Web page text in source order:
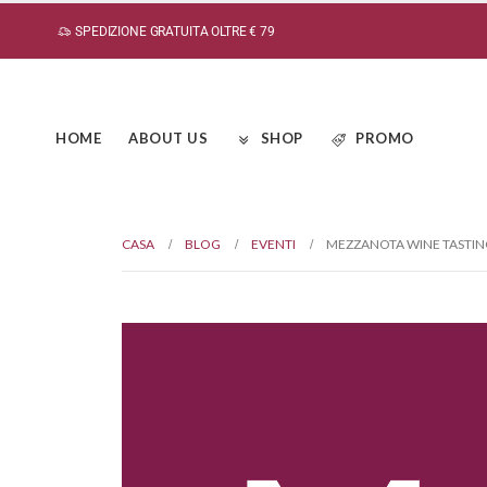
SPEDIZIONE GRATUITA OLTRE € 79
HOME ABOUT US SHOP PROMO
CASA BLOG EVENTI MEZZANOTA WINE